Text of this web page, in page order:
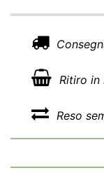
Ritiro in
Reso